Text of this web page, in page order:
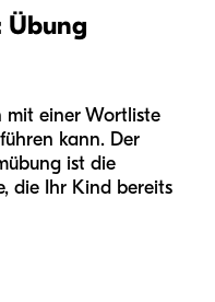
Übung
mit einer Wortliste
kann. Der
ist die
die Ihr Kind bereits